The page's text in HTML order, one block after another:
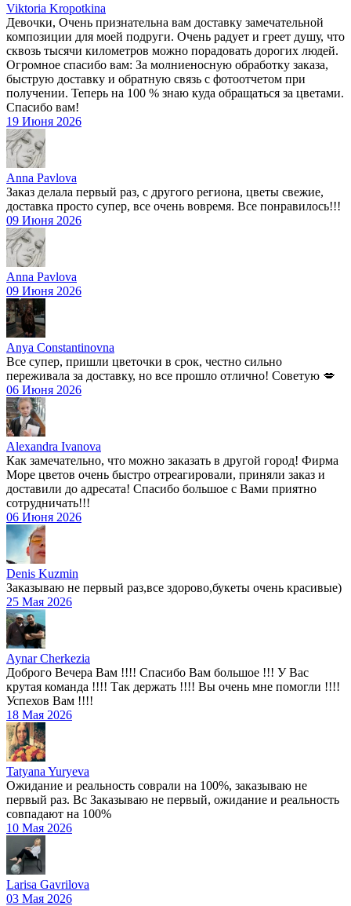
Viktoria Kropotkina
Девочки, Очень признательна вам доставку замечательной
композиции для моей подруги. Очень радует и греет душу, что
сквозь тысячи километров можно порадовать дорогих людей.
Огромное спасибо вам: За молниеносную обработку заказа,
быструю доставку и обратную связь с фотоотчетом при
получении. Теперь на 100 % знаю куда обращаться за цветами.
Спасибо вам!
19 Июня 2026
Anna Pavlova
Заказ делала первый раз, с другого региона, цветы свежие,
доставка просто супер, все очень вовремя. Все понравилось!!!
09 Июня 2026
Anna Pavlova
09 Июня 2026
Anya Constantinovna
Все супер, пришли цветочки в срок, честно сильно
переживала за доставку, но все прошло отлично! Советую 💋
06 Июня 2026
Alexandra Ivanova
Как замечательно, что можно заказать в другой город! Фирма
Море цветов очень быстро отреагировали, приняли заказ и
доставили до адресата! Спасибо большое с Вами приятно
сотрудничать!!!
06 Июня 2026
Denis Kuzmin
Заказываю не первый раз,все здорово,букеты очень красивые)
25 Мая 2026
Aynar Cherkezia
Доброго Вечера Вам !!!! Спасибо Вам большое !!! У Вас
крутая команда !!!! Так держать !!!! Вы очень мне помогли !!!!
Успехов Вам !!!!
18 Мая 2026
Tatyana Yuryeva
Ожидание и реальность соврали на 100%, заказываю не
первый раз. Вс Заказываю не первый, ожидание и реальность
совпадают на 100%
10 Мая 2026
Larisa Gavrilova
03 Мая 2026